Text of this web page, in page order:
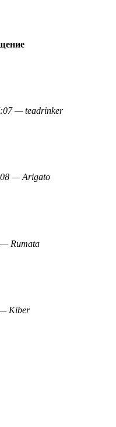
— teadrinker
— Arigato
Rumata
Kiber